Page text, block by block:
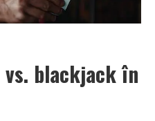
blackjack în